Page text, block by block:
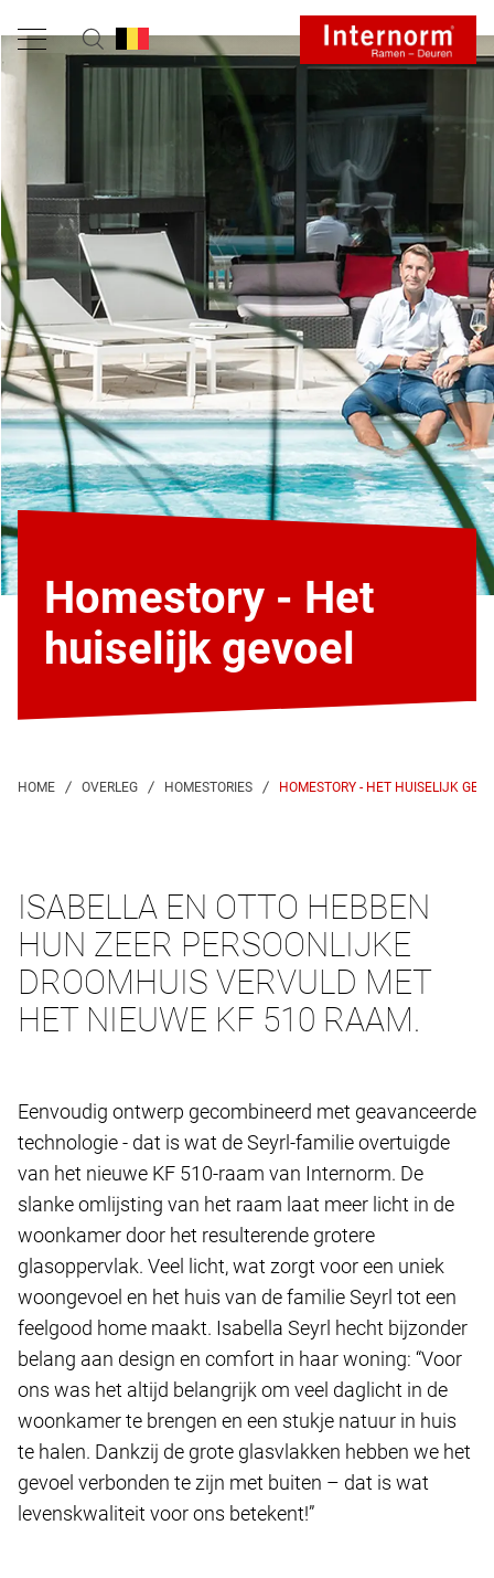
Homestory - Het
huiselijk gevoel
HOMESTORY - HET HUISELIJK
ISABELLA EN OTTO HEBBEN
HUN ZEER PERSOONLIJKE
DROOMHUIS VERVULD MET
HET NIEUWE KF 510 RAAM.
Eenvoudig ontwerp gecombineerd met geavanceerde
technologie - dat is wat de Seyrl-familie overtuigde
van het nieuwe KF 510-raam van Internorm. De
slanke omlijsting van het raam laat meer licht in de
woonkamer door het resulterende grotere
glasoppervlak. Veel licht, wat zorgt voor een uniek
woongevoel en het huis van de familie Seyrl tot een
feelgood home maakt. Isabella Seyrl hecht bijzonder
belang aan design en comfort in haar woning: “Voor
ons was het altijd belangrijk om veel daglicht in de
woonkamer te brengen en een stukje natuur in huis
te halen. Dankzij de grote glasvlakken hebben we het
gevoel verbonden te zijn met buiten – dat is wat
levenskwaliteit voor ons betekent!”